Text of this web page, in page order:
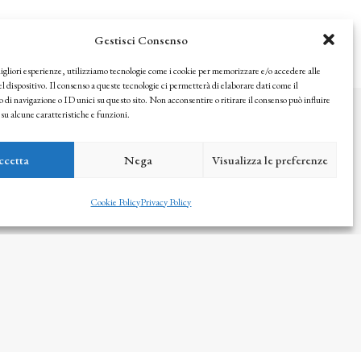
Gestisci Consenso
esperienze, utilizziamo tecnologie come i cookie per memorizzare e/o accedere alle
dispositivo. Il consenso a queste tecnologie ci permetterà di elaborare dati come il
di navigazione o ID unici su questo sito. Non acconsentire o ritirare il consenso può influire
alcune caratteristiche e funzioni.
Nega Visualizza le preferenze
Cookie PolicyPrivacy Policy
Nessuna parte di questo sito può essere riprodotta o trasmessa con
qualsiasi mezzo senza l’autorizzazione scritta dei proprietari dei
diritti e dell’Istituto Matteucci